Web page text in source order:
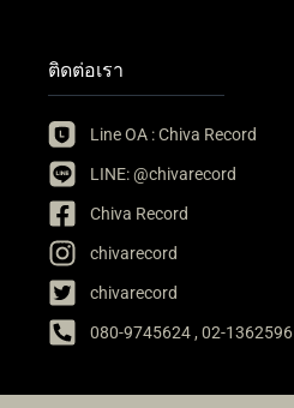
ติดต่อเรา
Line OA : Chiva Record
LINE: @chivarecord
Chiva Record
chivarecord
chivarecord
080-9745624 , 02-1362596